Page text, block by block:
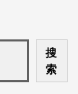
搜
索